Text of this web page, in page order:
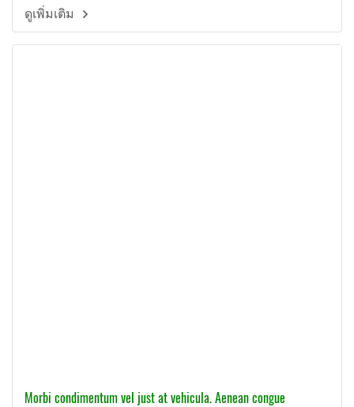
ดูเพิ่มเติม
Morbi condimentum vel just at vehicula. Aenean congue